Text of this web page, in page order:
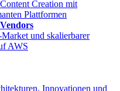
Creation mit
Plattformen
und skalierbarer
AWS
Innovationen und